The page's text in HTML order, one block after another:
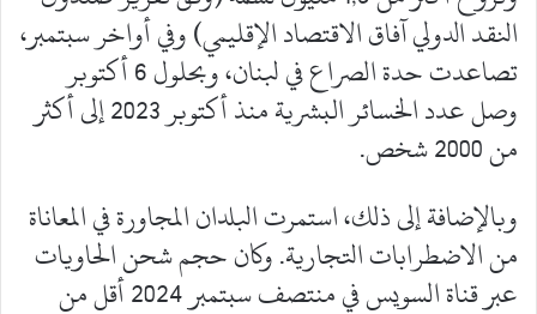
النقد الدولي آفاق الاقتصاد الإقليمي) وفي أواخر سبتمبر،
تصاعدت حدة الصراع في لبنان، وبحلول 6 أكتوبر
وصل عدد الخسائر البشرية منذ أكتوبر 2023 إلى أكثر
من 2000 شخص.
وبالإضافة إلى ذلك، استمرت البلدان المجاورة في المعاناة
من الاضطرابات التجارية. وكان حجم شحن الحاويات
عبر قناة السويس في منتصف سبتمبر 2024 أقل من